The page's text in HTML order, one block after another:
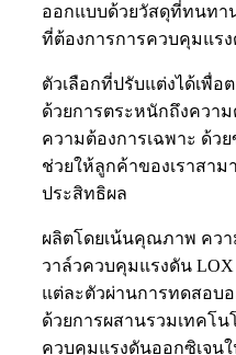
ออกแบบด้วยวัสดุที่ทนทา
ที่ต้องการการควบคุมแร
ตัวเลือกที่ปรับแต่งได้เพื่
ด้วยการตระหนักถึงควา
ความต้องการเฉพาะ ด้ว
ช่วยให้ลูกค้าของเราสา
ประสิทธิผล
ผลิตโดยเน้นคุณภาพ ควา
วาล์วควบคุมแรงดัน
แต่ละตัวผ่านการทดสอบ
ด้วยการผสานรวมเทคโ
ควบคุมแรงดันออกซิเจน